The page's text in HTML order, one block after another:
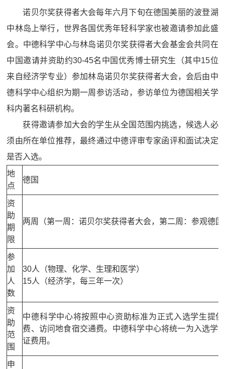
诺贝尔奖获得者大会每年六月下旬在德国美丽的波登湖
中林岛上举行，世界各国优秀年轻科学家也被邀请参加此盛
会。中德科学中心与林岛诺贝尔奖获得者大会基金会共同在
中国邀请并资助约30-45名中国优秀博士研究生（其中15位
来自经济学专业）参加林岛诺贝尔奖获得者大会，会后由中
德科学中心组织为期一周参访活动，参访单位为德国相关学
科内著名科研机构。
获得邀请参加大会的学生从全国范围内挑选，候选人必
须由所在单位推荐，最终通过中德评审专家函评和面试决定
是否入选。
地
点
德国
资
助
期
限
两周（第一周：诺贝尔奖获得者大会，第二周：参观德
参
加
人
数
30人（物理、化学、生理和医学）
15人（经济学，每三年一次）
资
助
范
围
中德科学中心将按照中心资助标准为正式入选学生提
费、访问地食宿交通费。中德科学中心将统一为入选学
证费用。
申